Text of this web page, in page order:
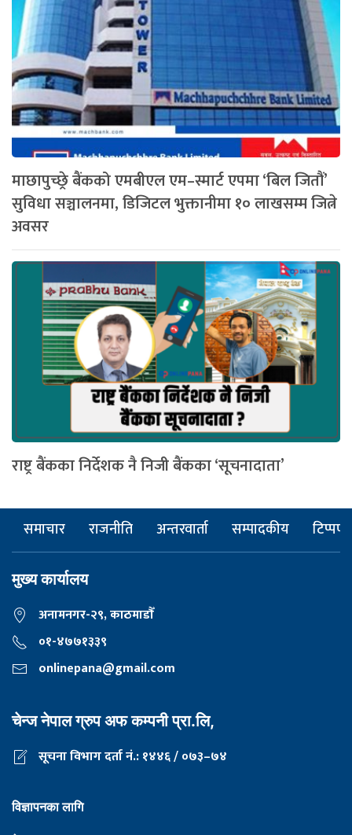
माछापुच्छ्रे बैंकको एमबीएल एम–स्मार्ट एपमा ‘बिल जितौं’
सुविधा सञ्चालनमा, डिजिटल भुक्तानीमा १० लाखसम्म जित्ने
अवसर
राष्ट्र बैंकका निर्देशक नै निजी बैंकका ‘सूचनादाता’
समाचार राजनीति अन्तरवार्ता सम्पादकीय टिप्पणी
मुख्य कार्यालय
अनामनगर-२९, काठमाडाैँ
०१-४७७१३३९
onlinepana@gmail.com
चेन्ज नेपाल ग्रुप अफ कम्पनी प्रा.लि,
सूचना विभाग दर्ता नं.: १४४६ / ०७३–७४
विज्ञापनका लागि